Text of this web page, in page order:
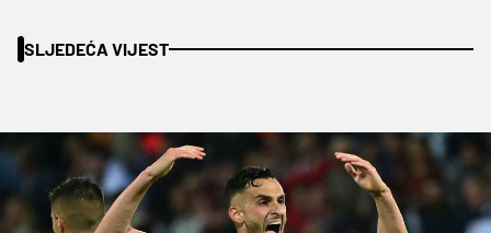
SLJEDEĆA VIJEST